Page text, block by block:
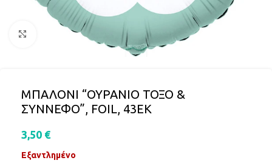
Click to enlarge
ΜΠΑΛΟΝΙ “ΟΥΡΑΝΙΟ ΤΟΞΟ &
ΣΥΝΝΕΦΟ”, FOIL, 43ΕΚ
3,50 €
Εξαντλημένο